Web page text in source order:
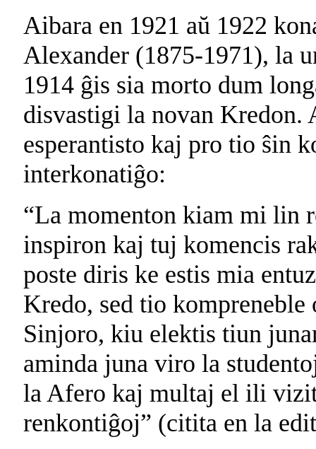
Aibara en 1921 aŭ 1922
Alexander (1875-1971), la
1914 ĝis sia morto dum
disvastigi la novan Kredon.
esperantisto kaj pro tio ŝin
interkonatiĝo:
“La momenton kiam mi lin
inspiron kaj tuj komencis
poste diris ke estis mia
Kredo, sed tio kompreneble
Sinjoro, kiu elektis tiun
aminda juna viro la
la Afero kaj multaj el ili
renkontiĝoj” (citita en la